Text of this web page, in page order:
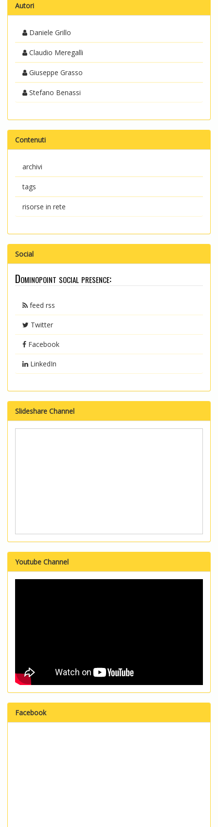
Autori
Daniele Grillo
Claudio Meregalli
Giuseppe Grasso
Stefano Benassi
Contenuti
archivi
tags
risorse in rete
Social
Dominopoint social presence:
feed rss
Twitter
Facebook
LinkedIn
Slideshare Channel
Youtube Channel
Facebook